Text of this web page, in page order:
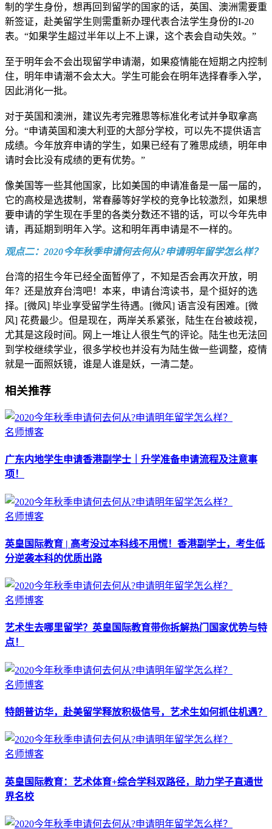
制的学生身份，想再回到留学的国家的话，英国、澳洲需要重
新签证，赴美留学生则需重新办理代表合法学生身份的I-20
表。“如果学生超过半年以上不上课，这个表会自动失效。”
至于明年会不会出现留学申请潮，如果疫情能在短期之内控制
住，明年申请潮不会太大。学生可能会在明年选择春季入学，
因此消化一批。
对于英国和澳洲，建议先考完雅思等标准化考试并争取拿高
分。“申请英国和澳大利亚的大部分学校，可以先不提供语言
成绩。今年放弃申请的学生，如果已经有了雅思成绩，明年申
请时会比没有成绩的更有优势。”
像美国等一些其他国家，比如美国的申请准备是一届一届的，
它的高校是选拔制，常春藤等好学校的竞争比较激烈，如果想
要申请的学生现在手里的各类分数还不错的话，可以今年先申
请，再延期到明年入学。这和明年再申请是不一样的。
观点二：2020今年秋季申请何去何从?申请明年留学怎么样？
台湾的招生今年已经全面暂停了，不知是否会再次开放，明
年？还是放弃台湾吧！本来，申请台湾读书，是个挺好的选
择。[微风] 毕业享受留学生待遇。[微风] 语言没有困难。[微
风] 花费最少。但是现在，两岸关系紧张，陆生在台被歧视，
尤其是这段时间。网上一堆让人很生气的评论。陆生也无法回
到学校继续学业，很多学校也并没有为陆生做一些调整，疫情
就是一面照妖镜，谁是人谁是妖，一清二楚。
相关推荐
名师博客
广东内地学生申请香港副学士｜升学准备申请流程及注意事
项！
名师博客
英皇国际教育 | 高考没过本科线不用慌！香港副学士，考生低
分逆袭本科的优质出路
名师博客
艺术生去哪里留学？英皇国际教育带你拆解热门国家优势与特
点！
名师博客
特朗普访华，赴美留学释放积极信号，艺术生如何抓住机遇？
名师博客
英皇国际教育：艺术体育+综合学科双路径，助力学子直通世
界名校